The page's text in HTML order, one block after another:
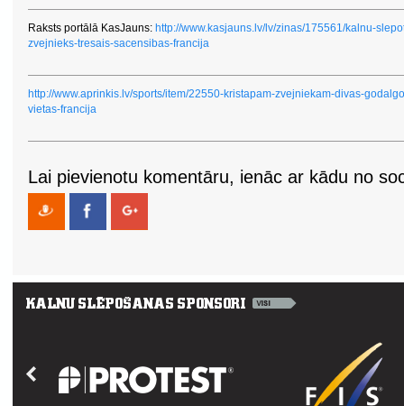
Raksts portālā KasJauns: http://www.kasjauns.lv/lv/zinas/175561/kalnu-
zvejnieks-tresais-sacensibas-francija
http://www.aprinkis.lv/sports/item/22550-kristapam-zvejniekam-divas-
vietas-francija
Lai pievienotu komentāru, ienāc ar kādu no